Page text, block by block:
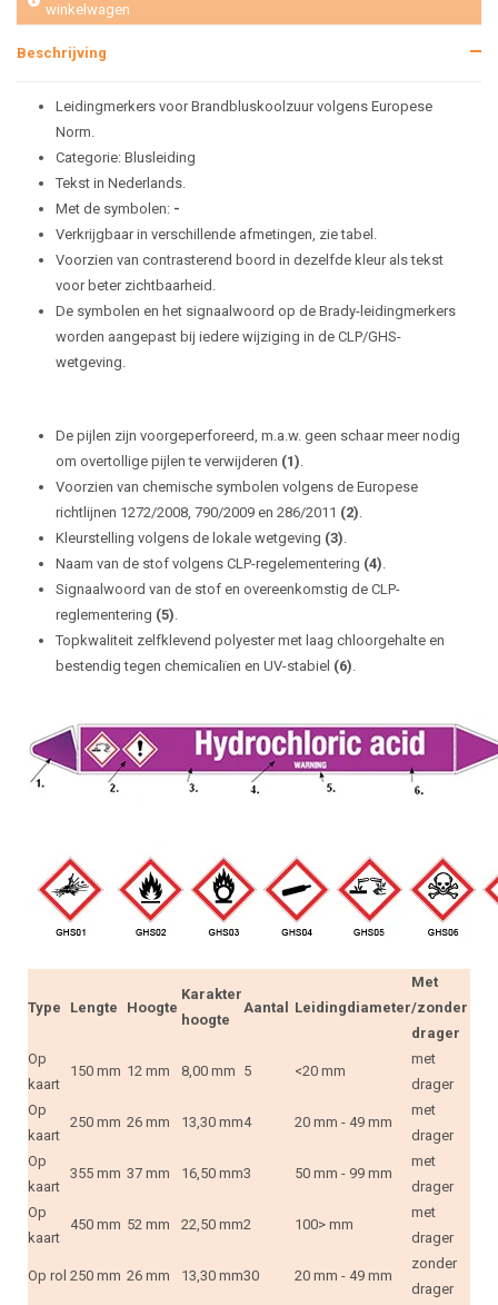
winkelwagen
Beschrijving
Leidingmerkers voor Brandbluskoolzuur volgens Europese
Norm.
Categorie: Blusleiding
Tekst in Nederlands.
Met de symbolen: -
Verkrijgbaar in verschillende afmetingen, zie tabel.
Voorzien van contrasterend boord in dezelfde kleur als tekst
voor beter zichtbaarheid.
De symbolen en het signaalwoord op de Brady-leidingmerkers
worden aangepast bij iedere wijziging in de CLP/GHS-
wetgeving.
De pijlen zijn voorgeperforeerd, m.a.w. geen schaar meer nodig
om overtollige pijlen te verwijderen (1).
Voorzien van chemische symbolen volgens de Europese
richtlijnen 1272/2008, 790/2009 en 286/2011 (2).
Kleurstelling volgens de lokale wetgeving (3).
Naam van de stof volgens CLP-regelementering (4).
Signaalwoord van de stof en overeenkomstig de CLP-
reglementering (5).
Topkwaliteit zelfklevend polyester met laag chloorgehalte en
bestendig tegen chemicalïen en UV-stabiel (6).
Type Lengte Hoogte
Karakter
hoogte
Aantal Leidingdiameter
Met
/zonder
drager
Op
kaart
150 mm 12 mm 8,00 mm 5 <20 mm
met
drager
Op
kaart
250 mm 26 mm 13,30 mm4 20 mm - 49 mm
met
drager
Op
kaart
355 mm 37 mm 16,50 mm3 50 mm - 99 mm
met
drager
Op
kaart
450 mm 52 mm 22,50 mm2 100> mm
met
drager
Op rol 250 mm 26 mm 13,30 mm30 20 mm - 49 mm
zonder
drager